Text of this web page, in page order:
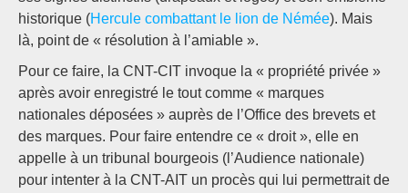
historique (Hercule combattant le lion de Némée). Mais
là, point de « résolution à l’amiable ».
Pour ce faire, la CNT-CIT invoque la « propriété privée »
après avoir enregistré le tout comme « marques
nationales déposées » auprès de l’Office des brevets et
des marques. Pour faire entendre ce « droit », elle en
appelle à un tribunal bourgeois (l’Audience nationale)
pour intenter à la CNT-AIT un procès qui lui permettrait de